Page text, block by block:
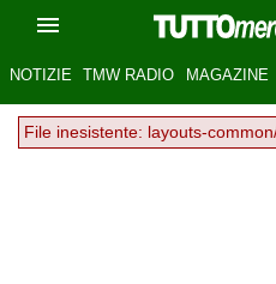
NOTIZIE TMW RADIO MAGAZINE
File inesistente: layouts-